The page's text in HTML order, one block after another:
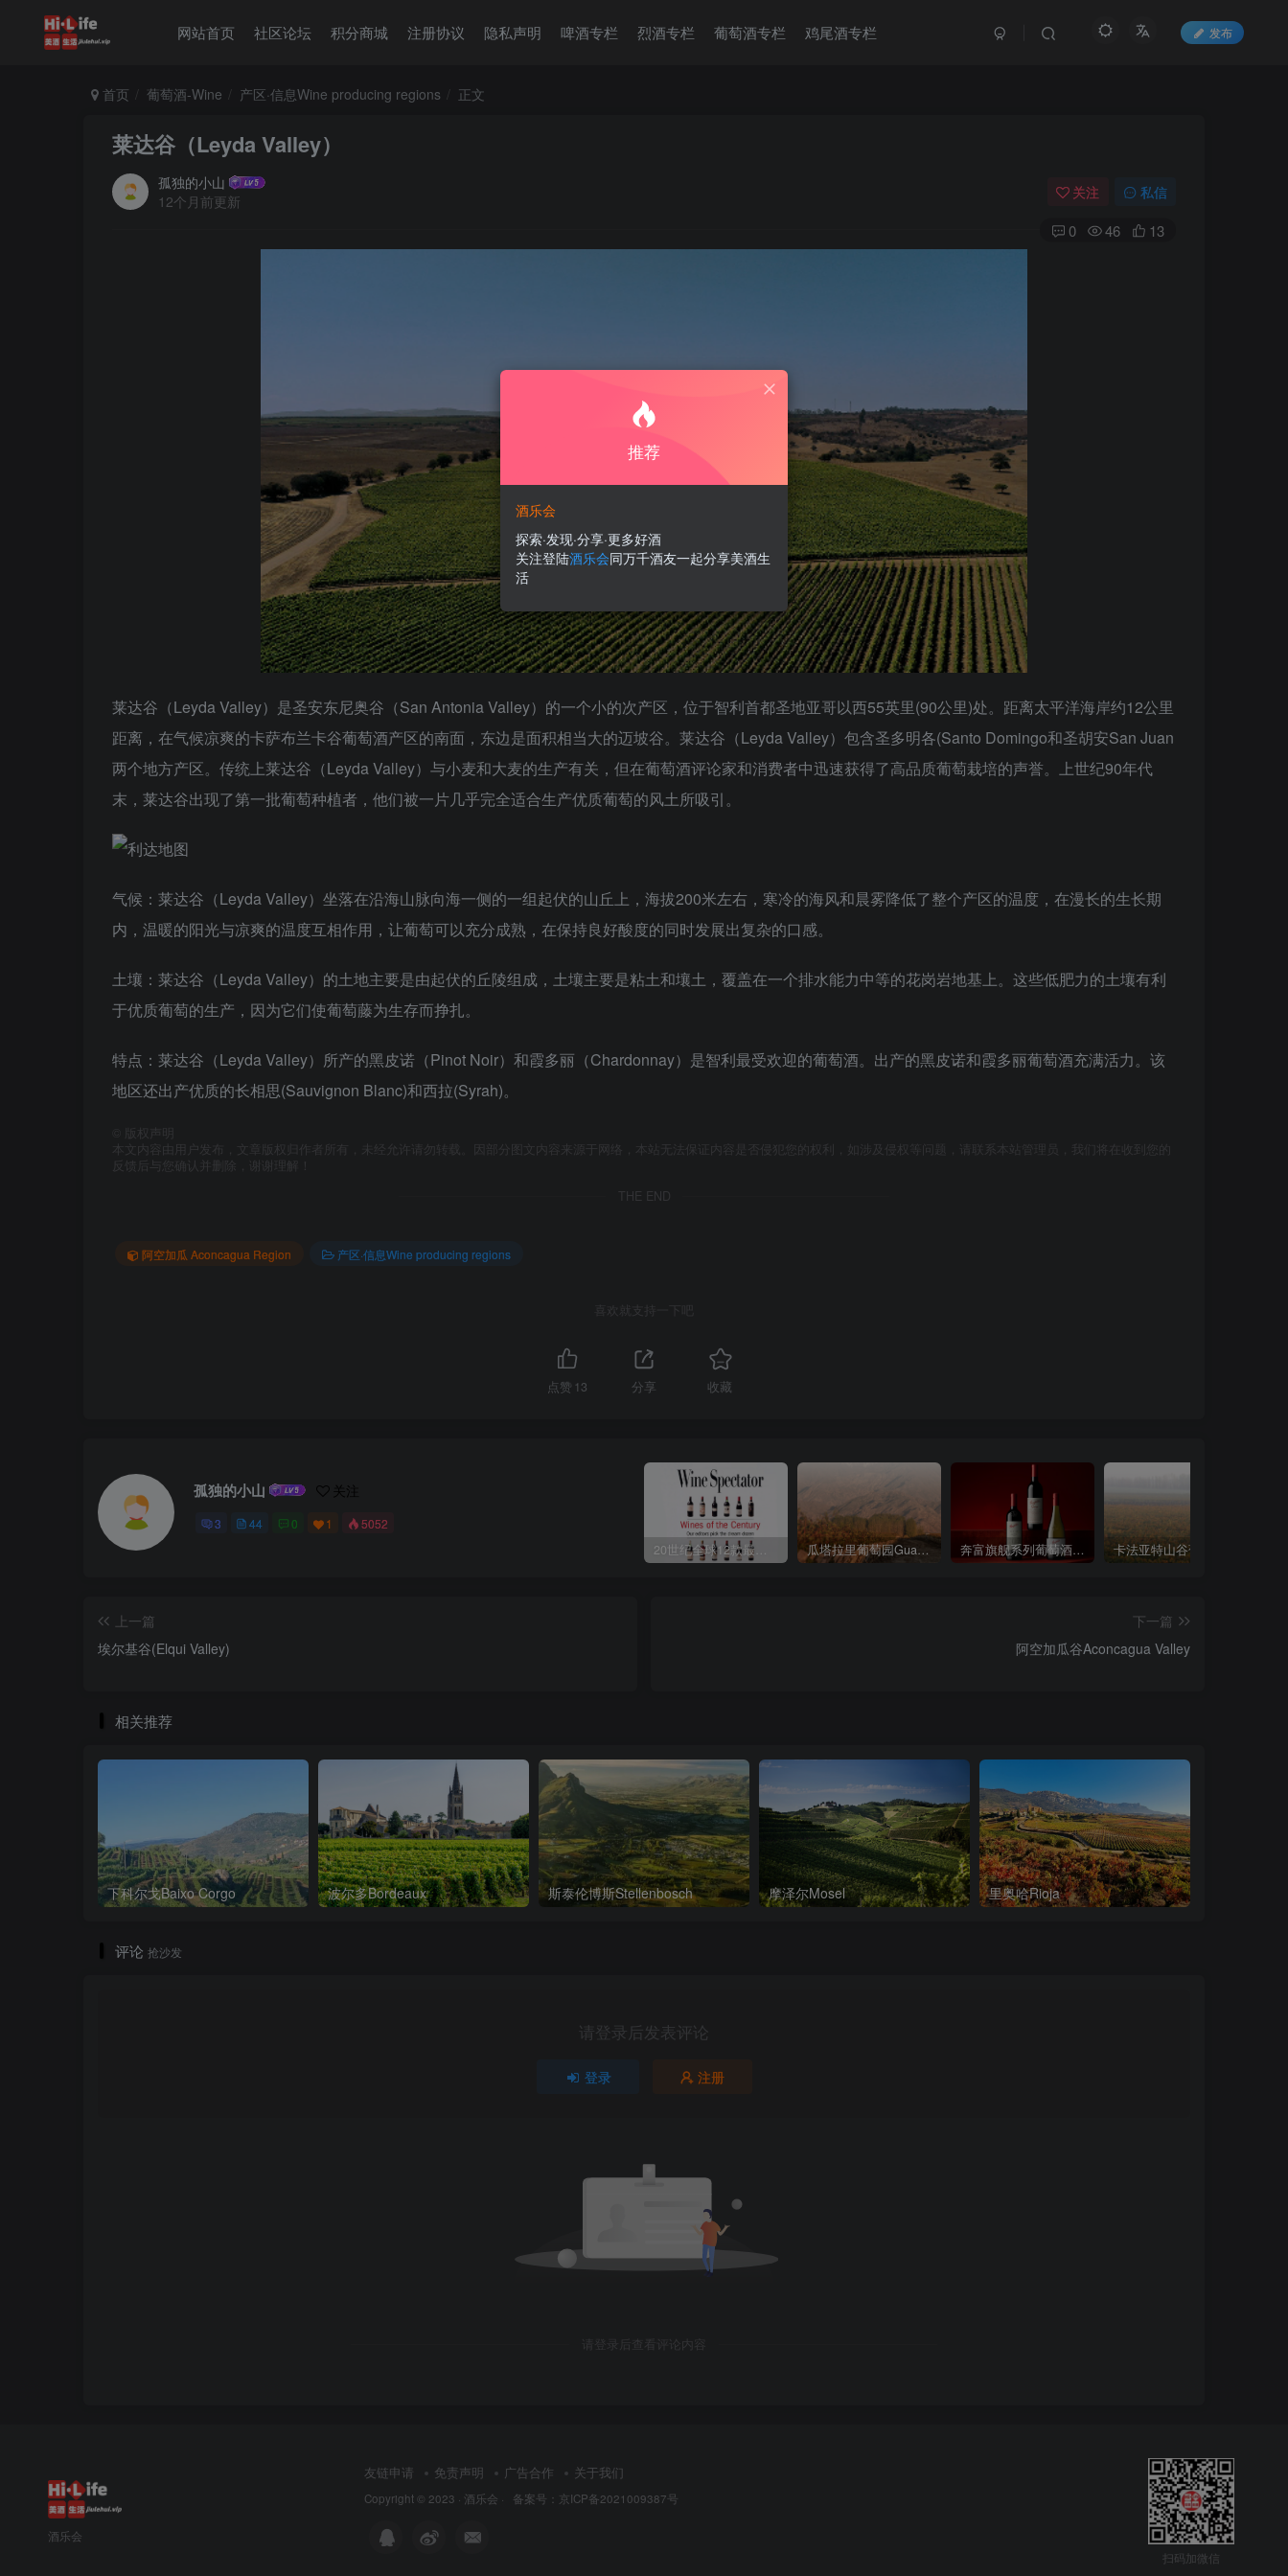
网站首页 社区论坛 积分商城 注册协议 隐私声明 啤酒专栏 烈酒专栏 葡萄酒专栏 鸡尾酒专栏 发布
首页 葡萄酒-Wine 产区·信息Wine producing regions 正文
莱达谷（Leyda Valley）
孤独的小山
12个月前更新
关注 私信
0 46 13
莱达谷（Leyda Valley）是圣安东尼奥谷（San Antonia Valley）的一个小的次产区，位于智利首都圣地亚哥以西55英里(90公里)处。距离太平洋海岸约12公里
距离，在气候凉爽的卡萨布兰卡谷葡萄酒产区的南面，东边是面积相当大的迈坡谷。莱达谷（Leyda Valley）包含圣多明各(Santo Domingo和圣胡安San Juan
两个地方产区。传统上莱达谷（Leyda Valley）与小麦和大麦的生产有关，但在葡萄酒评论家和消费者中迅速获得了高品质葡萄栽培的声誉。上世纪90年代
末，莱达谷出现了第一批葡萄种植者，他们被一片几乎完全适合生产优质葡萄的风土所吸引。
气候：莱达谷（Leyda Valley）坐落在沿海山脉向海一侧的一组起伏的山丘上，海拔200米左右，寒冷的海风和晨雾降低了整个产区的温度，在漫长的生长期
内，温暖的阳光与凉爽的温度互相作用，让葡萄可以充分成熟，在保持良好酸度的同时发展出复杂的口感。
土壤：莱达谷（Leyda Valley）的土地主要是由起伏的丘陵组成，土壤主要是粘土和壤土，覆盖在一个排水能力中等的花岗岩地基上。这些低肥力的土壤有利
于优质葡萄的生产，因为它们使葡萄藤为生存而挣扎。
特点：莱达谷（Leyda Valley）所产的黑皮诺（Pinot Noir）和霞多丽（Chardonnay）是智利最受欢迎的葡萄酒。出产的黑皮诺和霞多丽葡萄酒充满活力。该
地区还出产优质的长相思(Sauvignon Blanc)和西拉(Syrah)。
版权声明
本文内容由用户发布，文章版权归作者所有，未经允许请勿转载。因部分图文内容来源于网络，本站无法保证内容是否侵犯您的权利，如涉及侵权等问题，请联系本站管理员，我们将在收到您的
反馈后与您确认并删除，谢谢理解！
THE END
阿空加瓜 Aconcagua Region 产区·信息Wine producing regions
喜欢就支持一下吧
点赞 13 分享 收藏
孤独的小山 关注
3 44 0 1 5052
瓜塔拉里葡萄园Gualtallary Vineyard 奔富旗舰系列葡萄酒Penfolds Flagship Wines
上一篇
埃尔基谷(Elqui Valley)
下一篇
阿空加瓜谷Aconcagua Valley
相关推荐
下科尔戈Baixo Corgo 波尔多Bordeaux 斯泰伦博斯Stellenbosch 摩泽尔Mosel 里奥哈Rioja
评论 抢沙发
请登录后发表评论
登录 注册
请登录后查看评论内容
酒乐会
友链申请 免责声明 广告合作 关于我们
Copyright © 2023 · 酒乐会 · 备案号：京ICP备2021009387号
扫码加微信
推荐
酒乐会
探索·发现·分享·更多好酒
关注登陆酒乐会同万千酒友一起分享美酒生
活